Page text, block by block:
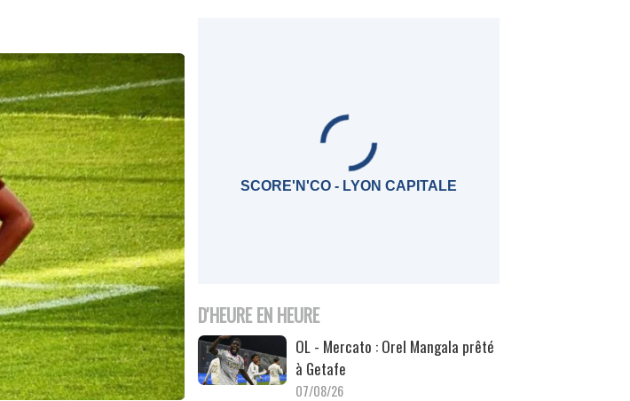
SCORE'N'CO - LYON CAPITALE
D'HEURE EN HEURE
OL - Mercato : Orel Mangala prêté
à Getafe
07/08/26